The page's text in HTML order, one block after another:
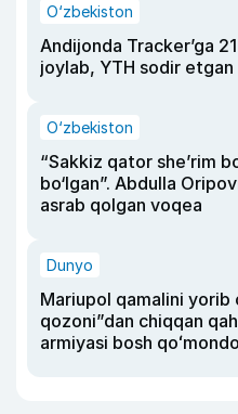
O‘zbekiston
Andijonda Tracker’ga
joylab, YTH sodir etgan
O‘zbekiston
“Sakkiz qator she’rim
bo‘lgan”. Abdulla
asrab qolgan voqea
Dunyo
Mariupol qamalini yorib
qozoni”dan chiqqan
armiyasi bosh